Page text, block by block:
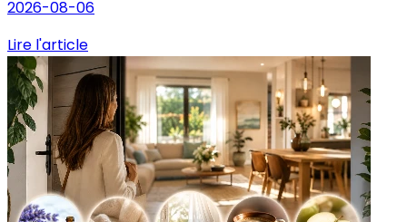
2026-08-06
Lire l'article